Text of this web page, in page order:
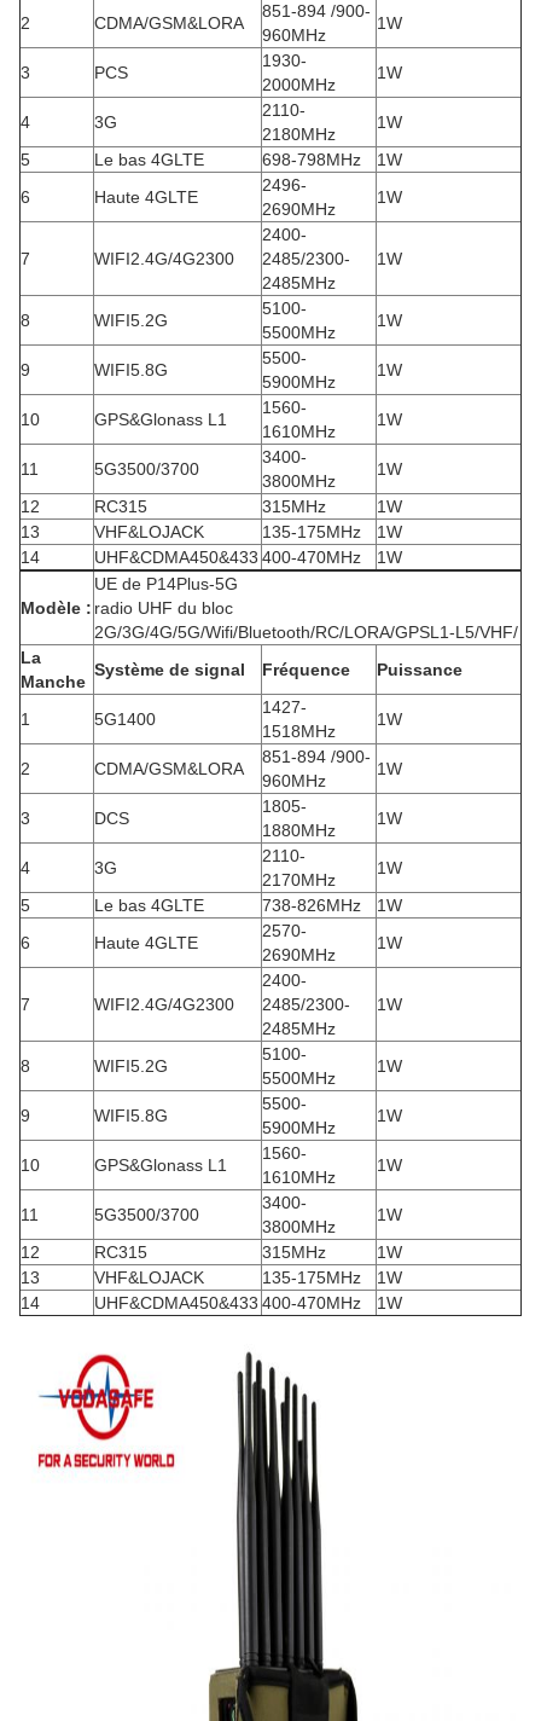
2
CDMA/GSM&LORA
851-894 /900-
960MHz
1W
3 PCS
1930-
2000MHz
1W
4 3G
2110-
2180MHz
1W
5
Le bas 4GLTE 698-798MHz
1W
6
Haute 4GLTE
2496-
2690MHz
1W
7 WIFI2.4G/4G2300
2400-
2485/2300-
2485MHz
1W
8 WIFI5.2G
5100-
5500MHz
1W
9 WIFI5.8G
5500-
5900MHz
1W
10 GPS&Glonass L1
1560-
1610MHz
1W
11 5G3500/3700
3400-
3800MHz
1W
12
RC315 315MHz
1W
13
VHF&LOJACK 135-175MHz
1W
14
UHF&CDMA450&433 400-470MHz 1W
Modèle :
UE de P14Plus-5G
radio UHF du bloc
2G/3G/4G/5G/Wifi/Bluetooth/RC/LORA/GPSL1-L5/VHF/
La
Manche
Système de signal Fréquence Puissance
1 5G1400
1427-
1518MHz
1W
2 CDMA/GSM&LORA
851-894 /900-
960MHz
1W
3 DCS
1805-
1880MHz
1W
4 3G
2110-
2170MHz
1W
5
Le bas 4GLTE 738-826MHz
1W
6
Haute 4GLTE
2570-
2690MHz
1W
7 WIFI2.4G/4G2300
2400-
2485/2300-
2485MHz
1W
8 WIFI5.2G
5100-
5500MHz
1W
9 WIFI5.8G
5500-
5900MHz
1W
10 GPS&Glonass L1
1560-
1610MHz
1W
11 5G3500/3700
3400-
3800MHz
1W
12
RC315 315MHz
1W
13
VHF&LOJACK 135-175MHz
1W
14
UHF&CDMA450&433 400-470MHz 1W